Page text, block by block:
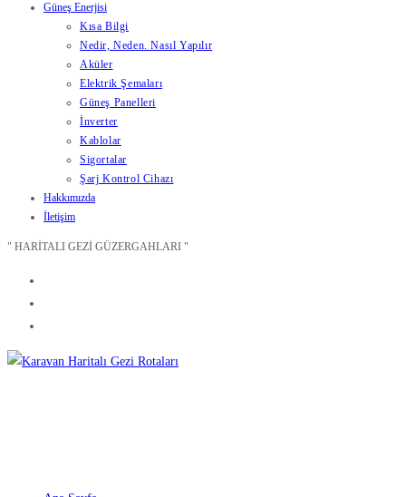
Güneş Enerjisi
Kısa Bilgi
Nedir, Neden. Nasıl Yapılır
Aküler
Elektrik Şemaları
Güneş Panelleri
İnverter
Kablolar
Sigortalar
Şarj Kontrol Cihazı
Hakkımızda
İletişim
" HARİTALI GEZİ GÜZERGAHLARI "